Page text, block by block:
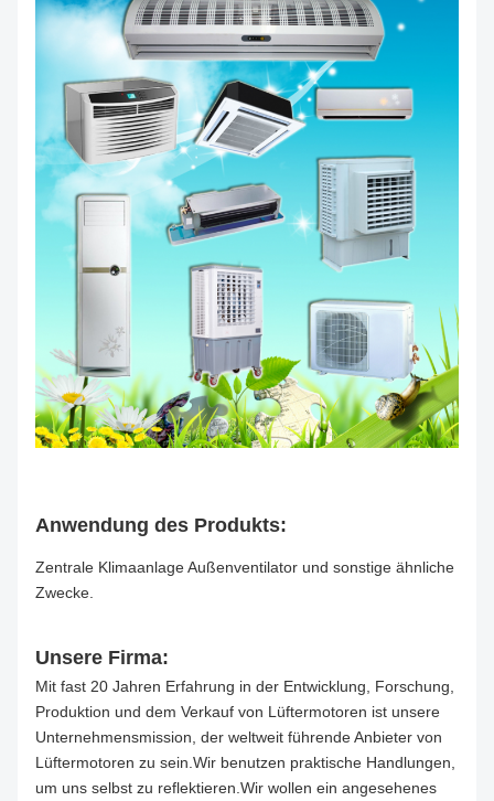
Anwendung des Produkts:
Zentrale Klimaanlage Außenventilator und sonstige ähnliche
Zwecke.
Unsere Firma:
Mit fast 20 Jahren Erfahrung in der Entwicklung, Forschung,
Produktion und dem Verkauf von Lüftermotoren ist unsere
Unternehmensmission, der weltweit führende Anbieter von
Lüftermotoren zu sein.Wir benutzen praktische Handlungen,
um uns selbst zu reflektieren.Wir wollen ein angesehenes